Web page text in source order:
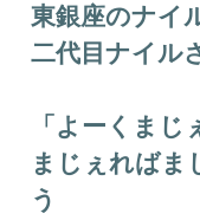
東銀座のナイ
二代目ナイル
「よーくまじ
まじぇればま
う